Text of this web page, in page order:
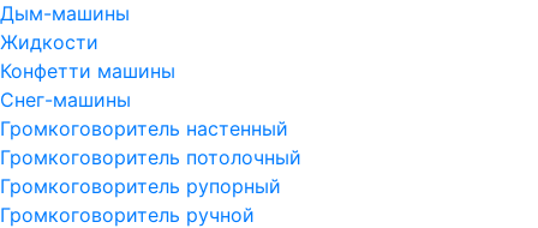
Дым-машины
Жидкости
Конфетти машины
Снег-машины
Громкоговоритель настенный
Громкоговоритель потолочный
Громкоговоритель рупорный
Громкоговоритель ручной